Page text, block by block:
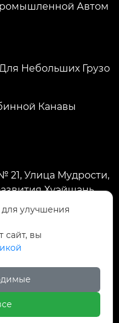
Автом
Небольших Грузо
Канавы
21, Улица Мудрости,
Хуэйшань,
улучшения
сайт, вы